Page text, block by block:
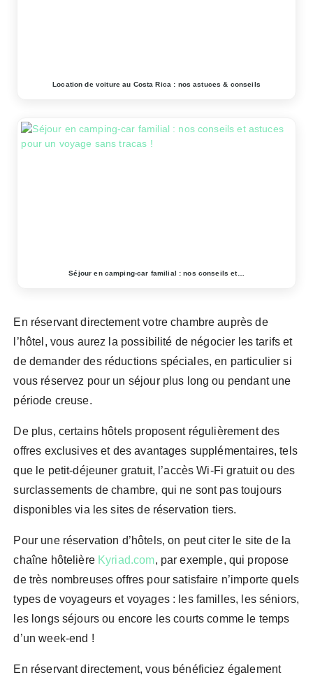
Location de voiture au Costa Rica : nos astuces & conseils
Séjour en camping-car familial : nos conseils et…
En réservant directement votre chambre auprès de
l’hôtel, vous aurez la possibilité de négocier les tarifs et
de demander des réductions spéciales, en particulier si
vous réservez pour un séjour plus long ou pendant une
période creuse.
De plus, certains hôtels proposent régulièrement des
offres exclusives et des avantages supplémentaires, tels
que le petit-déjeuner gratuit, l’accès Wi-Fi gratuit ou des
surclassements de chambre, qui ne sont pas toujours
disponibles via les sites de réservation tiers.
Pour une réservation d’hôtels, on peut citer le site de la
chaîne hôtelière Kyriad.com, par exemple, qui propose
de très nombreuses offres pour satisfaire n’importe quels
types de voyageurs et voyages : les familles, les séniors,
les longs séjours ou encore les courts comme le temps
d’un week-end !
En réservant directement, vous bénéficiez également